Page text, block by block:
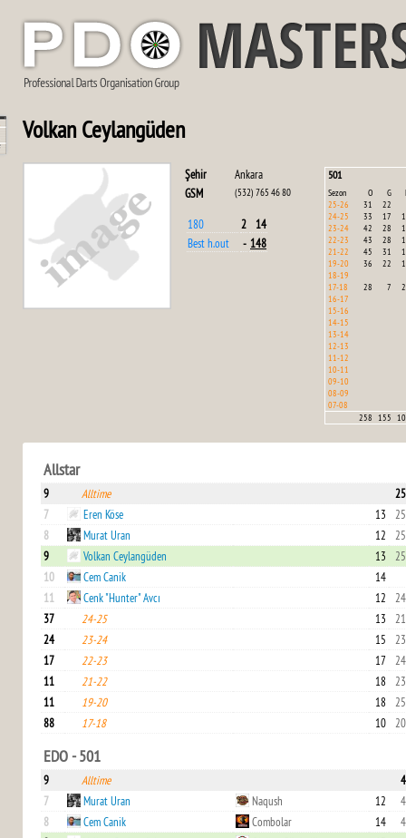
Volkan Ceylangüden
501
Sezon O G
25-26
31
22
24-25
33 17
23-24
42 28
22-23
43 28
21-22
45 31
19-20
36 22
18-19
17-18
28 7
16-17
15-16
14-15
13-14
12-13
11-12
10-11
09-10
08-09
07-08
258 155
Şehir
Ankara
GSM
(532) 765 46 80
180 2
14
Best h.out
- 148
Allstar
9 Alltime
7
Eren Köse 13
8
Murat Uran 12
9
Volkan Ceylangüden 13
10
Cem Canik
14
11
Cenk "Hunter" Avcı 12
37
24-25 13
24
23-24 15
17
22-23 17
11
21-22 18
11
19-20 18
88
17-18 10
EDO - 501
9 Alltime
7
Murat Uran Naqush 12
8
Cem Canik Combolar 14